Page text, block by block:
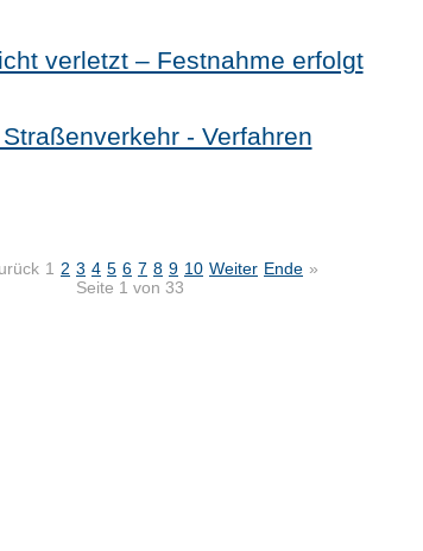
verletzt – Festnahme erfolgt
- Verfahren
1 2 3 4 5 6 7 8 9 10 Weiter Ende »
Seite 1 von 33